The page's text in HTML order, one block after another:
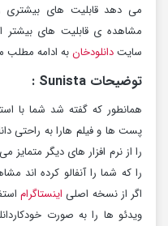
می دهد قابلیت های بیشتری
مشاهده ی قابلیت های بیشتر
سایتدانلودخانبه ادامه مطلب
توضیحات Sunista :
پست ها و فیلم هارا به راحتی
را از نرم افزار های دیگر
را که شما را آنفالو کرده اند
اگر از نسخه اصلی اینستاگرام
ویدئو ها را به صورت